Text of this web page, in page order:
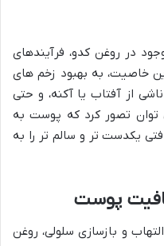
در روغن کدو، فرآیندهای
خاصیت، به بهبود زخم های
از آفتاب یا آکنه، و حتی
تصور کرد که پوست به
یکدست تر و سالم تر را به
پوست
و بازسازی سلولی، روغن